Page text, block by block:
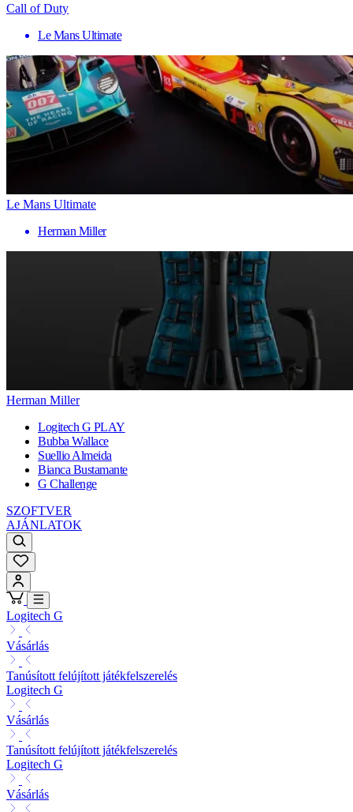
Call of Duty
Le Mans Ultimate
Le Mans Ultimate
Herman Miller
Herman Miller
Logitech G PLAY
Bubba Wallace
Suellio Almeida
Bianca Bustamante
G Challenge
SZOFTVER
AJÁNLATOK
Logitech G
Vásárlás
Tanúsított felújított játékfelszerelés
Logitech G
Vásárlás
Tanúsított felújított játékfelszerelés
Logitech G
Vásárlás